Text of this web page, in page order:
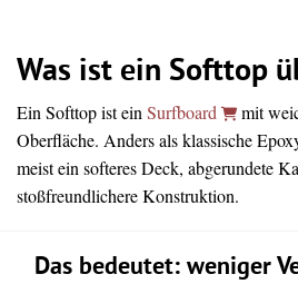
Was ist ein Softtop
Ein Softtop ist ein Surfboard
mit
Oberfläche. Anders als klassische
meist ein softeres Deck, abgerundete
stoßfreundlichere Konstruktion.
Das bedeutet: weniger